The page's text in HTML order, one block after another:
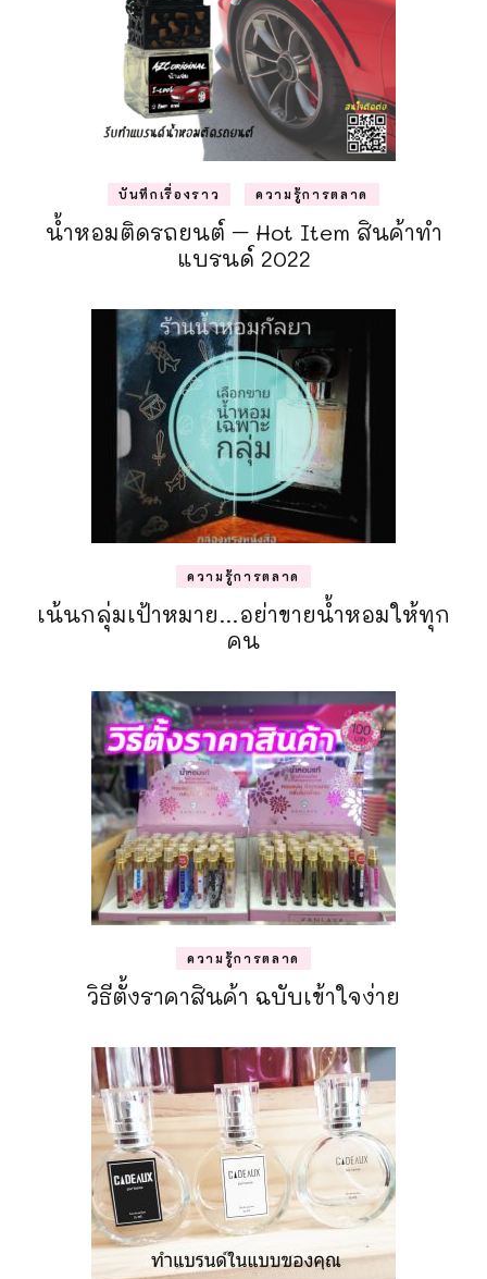
บันทึกเรื่องราว ความรู้การตลาด
น้ำหอมติดรถยนต์ – Hot Item สินค้าทำ
แบรนด์ 2022
ความรู้การตลาด
เน้นกลุ่มเป้าหมาย…อย่าขายน้ำหอมให้ทุก
คน
ความรู้การตลาด
วิธีตั้งราคาสินค้า ฉบับเข้าใจง่าย